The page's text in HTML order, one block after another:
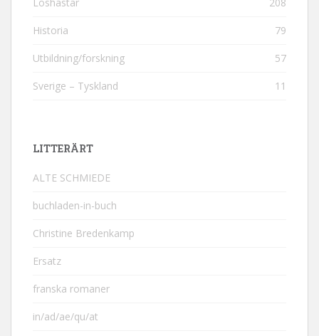
Historia 79
Utbildning/forskning 57
Sverige – Tyskland 11
LITTERÄRT
ALTE SCHMIEDE
buchladen-in-buch
Christine Bredenkamp
Ersatz
franska romaner
in/ad/ae/qu/at